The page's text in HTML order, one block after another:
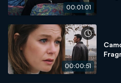
00:01:01
00:00:51